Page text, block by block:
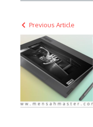
Previous Article